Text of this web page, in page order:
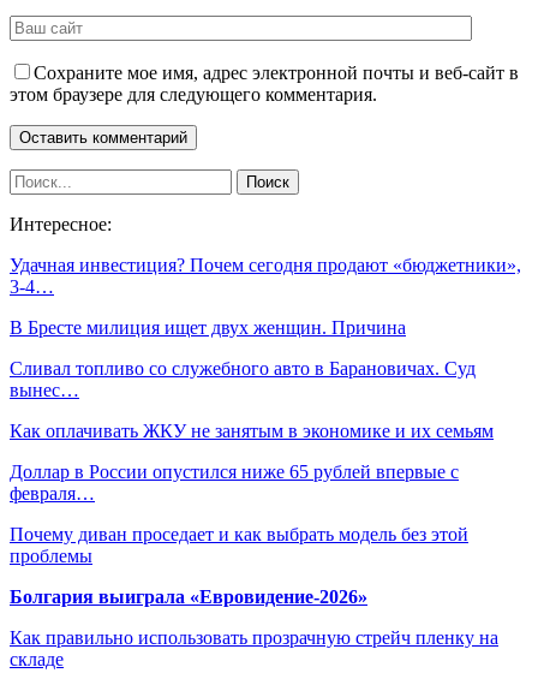
Сохраните мое имя, адрес электронной почты и веб-сайт в
этом браузере для следующего комментария.
Интересное:
Удачная инвестиция? Почем сегодня продают «бюджетники»,
3-4…
В Бресте милиция ищет двух женщин. Причина
Сливал топливо со служебного авто в Барановичах. Суд
вынес…
Как оплачивать ЖКУ не занятым в экономике и их семьям
Доллар в России опустился ниже 65 рублей впервые с
февраля…
Почему диван проседает и как выбрать модель без этой
проблемы
Болгария выиграла «Евровидение-2026»
Как правильно использовать прозрачную стрейч пленку на
складе